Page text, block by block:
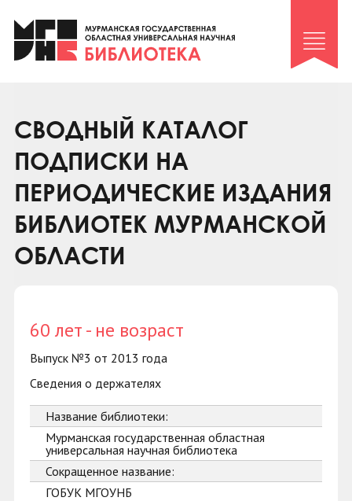
Клуб «Гиря и сельдерей»
Клуб «Семейный архив»
Коллегам
Контакты
СВОДНЫЙ КАТАЛОГ
ПОДПИСКИ НА
ПЕРИОДИЧЕСКИЕ ИЗДАНИЯ
БИБЛИОТЕК МУРМАНСКОЙ
ОБЛАСТИ
60 лет - не возраст
Выпуск №3 от 2013 года
Сведения о держателях
Название библиотеки:
Мурманская государственная областная
универсальная научная библиотека
Сокращенное название:
ГОБУК МГОУНБ